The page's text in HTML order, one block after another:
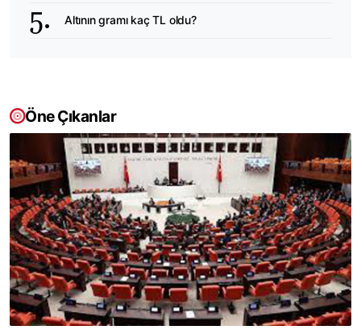
Altının gramı kaç TL oldu?
Öne Çıkanlar